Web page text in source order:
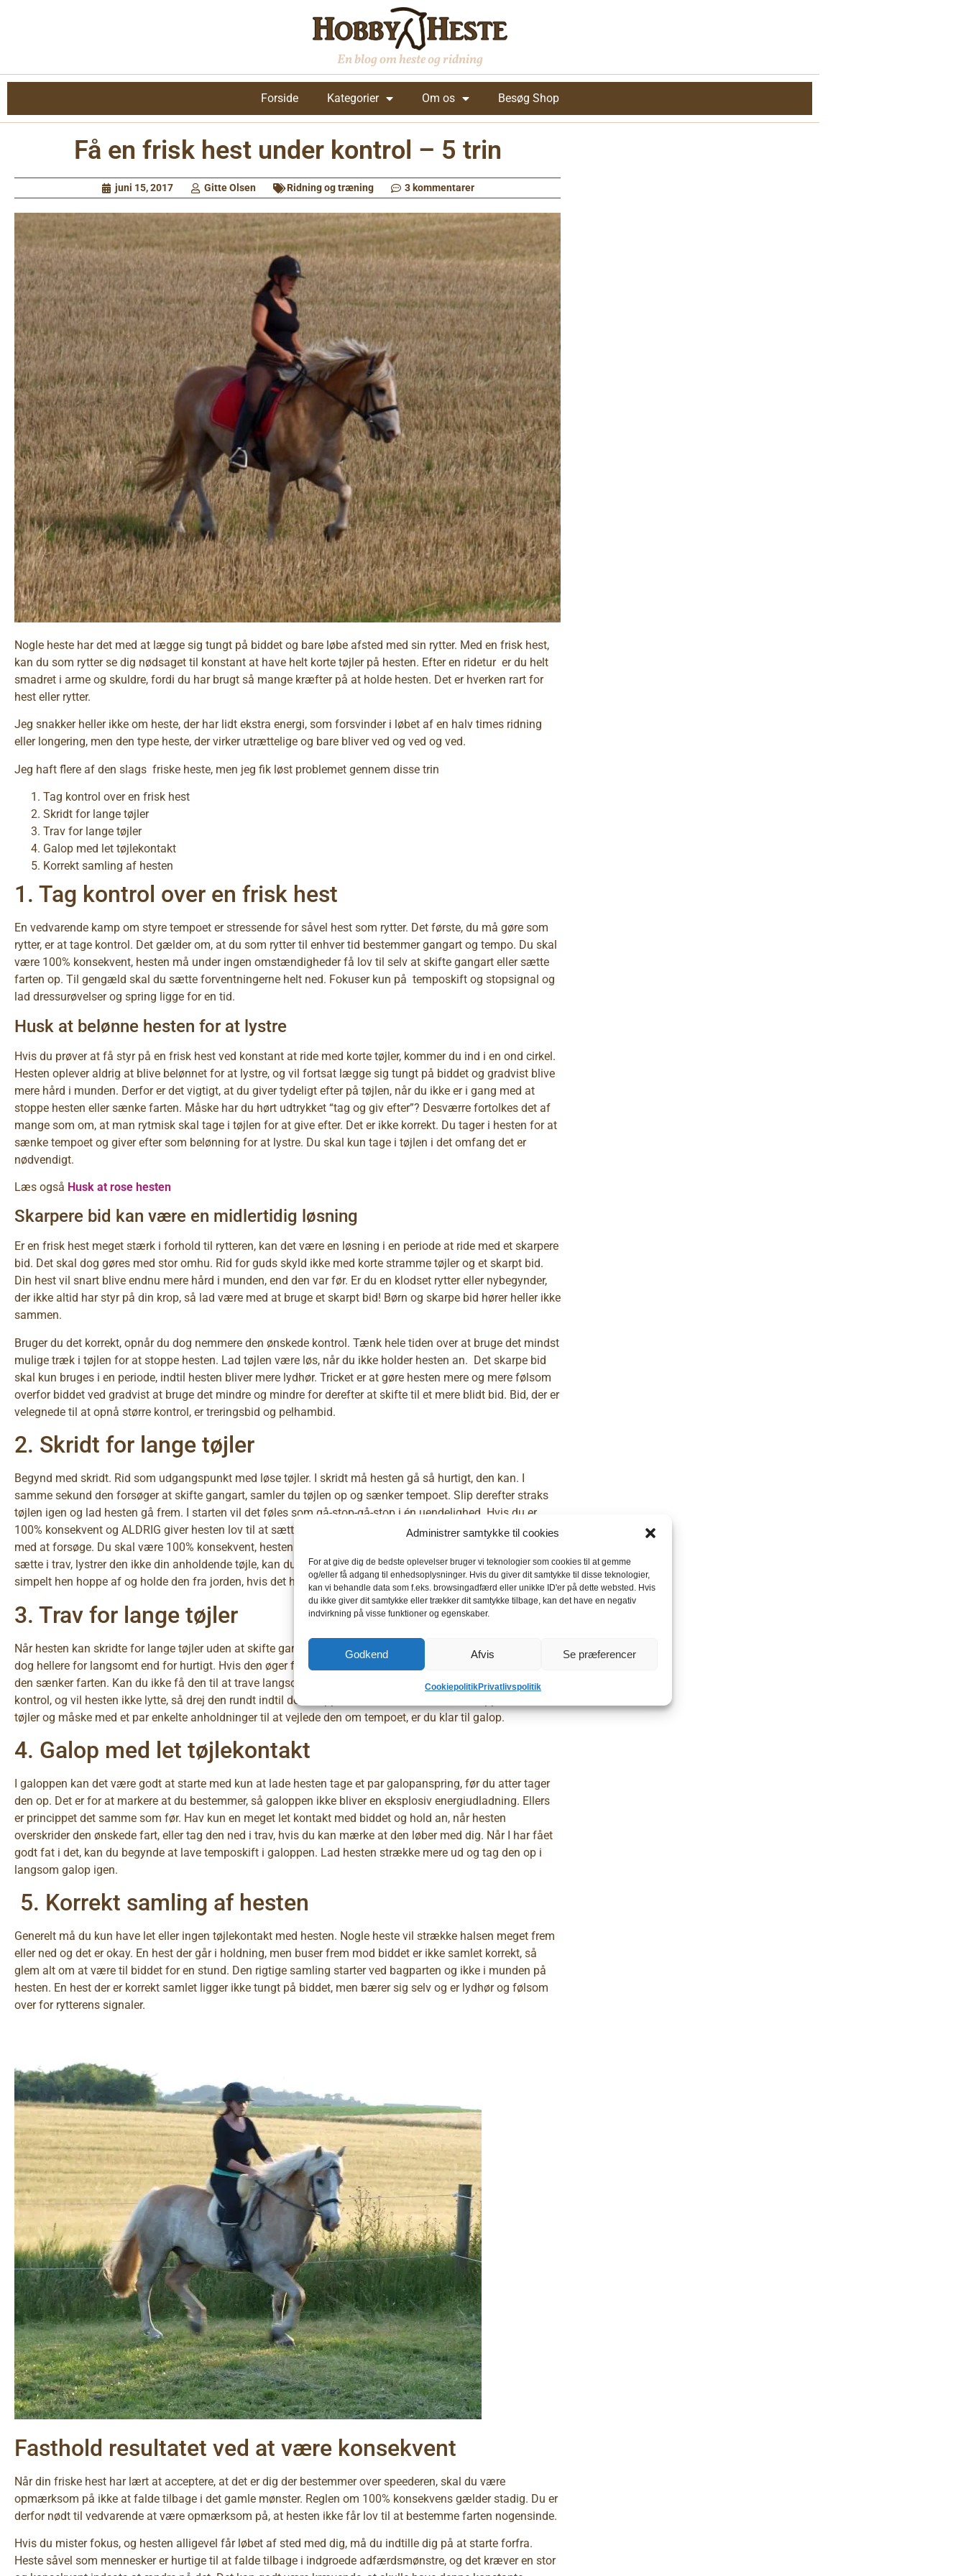
Administrer samtykke til cookies
For at give dig de bedste oplevelser bruger vi teknologier som cookies til at gemme
og/eller få adgang til enhedsoplysninger. Hvis du giver dit samtykke til disse teknologier,
kan vi behandle data som f.eks. browsingadfærd eller unikke ID'er på dette websted. Hvis
du ikke giver dit samtykke eller trækker dit samtykke tilbage, kan det have en negativ
indvirkning på visse funktioner og egenskaber.
Godkend Afvis Se præferencer
CookiepolitikPrivatlivspolitik
En blog om heste og ridning
Forside Kategorier Om os Besøg Shop
Få en frisk hest under kontrol – 5 trin
juni 15, 2017 Gitte Olsen Ridning og træning 3 kommentarer
Nogle heste har det med at lægge sig tungt på biddet og bare løbe afsted med sin rytter. Med en frisk hest,
kan du som rytter se dig nødsaget til konstant at have helt korte tøjler på hesten. Efter en ridetur er du helt
smadret i arme og skuldre, fordi du har brugt så mange kræfter på at holde hesten. Det er hverken rart for
hest eller rytter.
Jeg snakker heller ikke om heste, der har lidt ekstra energi, som forsvinder i løbet af en halv times ridning
eller longering, men den type heste, der virker utrættelige og bare bliver ved og ved og ved.
Jeg haft flere af den slags friske heste, men jeg fik løst problemet gennem disse trin
Tag kontrol over en frisk hest
Skridt for lange tøjler
Trav for lange tøjler
Galop med let tøjlekontakt
Korrekt samling af hesten
1. Tag kontrol over en frisk hest
En vedvarende kamp om styre tempoet er stressende for såvel hest som rytter. Det første, du må gøre som
rytter, er at tage kontrol. Det gælder om, at du som rytter til enhver tid bestemmer gangart og tempo. Du skal
være 100% konsekvent, hesten må under ingen omstændigheder få lov til selv at skifte gangart eller sætte
farten op. Til gengæld skal du sætte forventningerne helt ned. Fokuser kun på temposkift og stopsignal og
lad dressurøvelser og spring ligge for en tid.
Husk at belønne hesten for at lystre
Hvis du prøver at få styr på en frisk hest ved konstant at ride med korte tøjler, kommer du ind i en ond cirkel.
Hesten oplever aldrig at blive belønnet for at lystre, og vil fortsat lægge sig tungt på biddet og gradvist blive
mere hård i munden. Derfor er det vigtigt, at du giver tydeligt efter på tøjlen, når du ikke er i gang med at
stoppe hesten eller sænke farten. Måske har du hørt udtrykket “tag og giv efter”? Desværre fortolkes det af
mange som om, at man rytmisk skal tage i tøjlen for at give efter. Det er ikke korrekt. Du tager i hesten for at
sænke tempoet og giver efter som belønning for at lystre. Du skal kun tage i tøjlen i det omfang det er
nødvendigt.
Læs også Husk at rose hesten
Skarpere bid kan være en midlertidig løsning
Er en frisk hest meget stærk i forhold til rytteren, kan det være en løsning i en periode at ride med et skarpere
bid. Det skal dog gøres med stor omhu. Rid for guds skyld ikke med korte stramme tøjler og et skarpt bid.
Din hest vil snart blive endnu mere hård i munden, end den var før. Er du en klodset rytter eller nybegynder,
der ikke altid har styr på din krop, så lad være med at bruge et skarpt bid! Børn og skarpe bid hører heller ikke
sammen.
Bruger du det korrekt, opnår du dog nemmere den ønskede kontrol. Tænk hele tiden over at bruge det mindst
mulige træk i tøjlen for at stoppe hesten. Lad tøjlen være løs, når du ikke holder hesten an. Det skarpe bid
skal kun bruges i en periode, indtil hesten bliver mere lydhør. Tricket er at gøre hesten mere og mere følsom
overfor biddet ved gradvist at bruge det mindre og mindre for derefter at skifte til et mere blidt bid. Bid, der er
velegnede til at opnå større kontrol, er treringsbid og pelhambid.
2. Skridt for lange tøjler
Begynd med skridt. Rid som udgangspunkt med løse tøjler. I skridt må hesten gå så hurtigt, den kan. I
samme sekund den forsøger at skifte gangart, samler du tøjlen op og sænker tempoet. Slip derefter straks
tøjlen igen og lad hesten gå frem. I starten vil det føles som gå-stop-gå-stop i én uendelighed. Hvis du er
100% konsekvent og ALDRIG giver hesten lov til at sætte i trav af sig selv, vil den efterhånden lade være
med at forsøge. Du skal være 100% konsekvent, hesten må under ingen omstændigheder få lov til selv at
sætte i trav, lystrer den ikke din anholdende tøjle, kan du i stedet dreje den rundt indtil den stopper eller
simpelt hen hoppe af og holde den fra jorden, hvis det hjælper.
3. Trav for lange tøjler
Når hesten kan skridte for lange tøjler uden at skifte gangart, er I klar til trav. Lad hesten trave i middel trav,
dog hellere for langsomt end for hurtigt. Hvis den øger farten, skal du holde igen for straks at give efter, når
den sænker farten. Kan du ikke få den til at trave langsommere, kan du i stedet tage den op i skridt. Igen tag
kontrol, og vil hesten ikke lytte, så drej den rundt indtil den stopper. Når hesten kan trave afslappet for løse
tøjler og måske med et par enkelte anholdninger til at vejlede den om tempoet, er du klar til galop.
4. Galop med let tøjlekontakt
I galoppen kan det være godt at starte med kun at lade hesten tage et par galopanspring, før du atter tager
den op. Det er for at markere at du bestemmer, så galoppen ikke bliver en eksplosiv energiudladning. Ellers
er princippet det samme som før. Hav kun en meget let kontakt med biddet og hold an, når hesten
overskrider den ønskede fart, eller tag den ned i trav, hvis du kan mærke at den løber med dig. Når I har fået
godt fat i det, kan du begynde at lave temposkift i galoppen. Lad hesten strække mere ud og tag den op i
langsom galop igen.
5. Korrekt samling af hesten
Generelt må du kun have let eller ingen tøjlekontakt med hesten. Nogle heste vil strække halsen meget frem
eller ned og det er okay. En hest der går i holdning, men buser frem mod biddet er ikke samlet korrekt, så
glem alt om at være til biddet for en stund. Den rigtige samling starter ved bagparten og ikke i munden på
hesten. En hest der er korrekt samlet ligger ikke tungt på biddet, men bærer sig selv og er lydhør og følsom
over for rytterens signaler.
Fasthold resultatet ved at være konsekvent
Når din friske hest har lært at acceptere, at det er dig der bestemmer over speederen, skal du være
opmærksom på ikke at falde tilbage i det gamle mønster. Reglen om 100% konsekvens gælder stadig. Du er
derfor nødt til vedvarende at være opmærksom på, at hesten ikke får lov til at bestemme farten nogensinde.
Hvis du mister fokus, og hesten alligevel får løbet af sted med dig, må du indtille dig på at starte forfra.
Heste såvel som mennesker er hurtige til at falde tilbage i indgroede adfærdsmønstre, og det kræver en stor